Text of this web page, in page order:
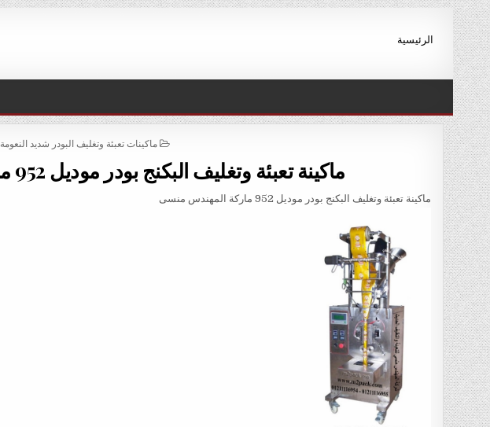
Skip
to
content
الرئيسية
POSTED
ماكينات تعبئة وتغليف البودر شديد النعومة
ماكينة تعبئة وتغليف البكنج بودر موديل 952 ماركة المهندس منسى
ماكينة تعبئة وتغليف البكنج بودر موديل 952 ماركة المهندس منسى